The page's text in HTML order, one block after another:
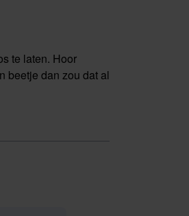
te laten. Hoor
beetje dan zou dat al